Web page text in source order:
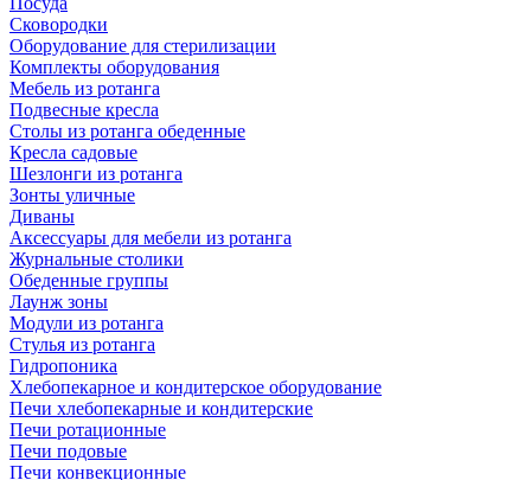
Сковородки
Оборудование для стерилизации
Комплекты оборудования
Мебель из ротанга
Подвесные кресла
Столы из ротанга обеденные
Кресла садовые
Шезлонги из ротанга
Зонты уличные
Диваны
Аксессуары для мебели из ротанга
Журнальные столики
Обеденные группы
Лаунж зоны
Модули из ротанга
Стулья из ротанга
Гидропоника
Хлебопекарное и кондитерское оборудование
Печи хлебопекарные и кондитерские
Печи ротационные
Печи подовые
Печи конвекционные